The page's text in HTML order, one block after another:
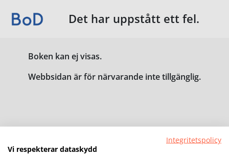
Det har uppstått ett fel.
Boken kan ej visas.
Webbsidan är för närvarande inte tillgänglig.
Integritetspolicy
Vi respekterar dataskydd